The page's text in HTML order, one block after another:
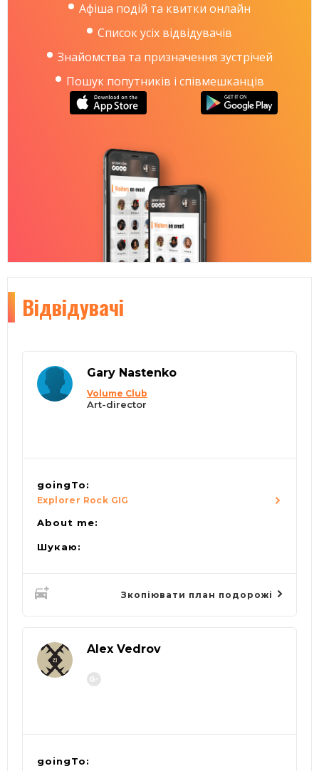
Афіша подій та квитки онлайн
Список усіх відвідувачів
Знайомства та призначення зустрічей
Пошук попутників і співмешканців
Відвідувачі
Gary Nastenko
Volume Club
Art-director
goingTo:
Explorer Rock GIG
About me:
Шукаю:
Зкопіювати план подорожі
Alex Vedrov
goingTo: